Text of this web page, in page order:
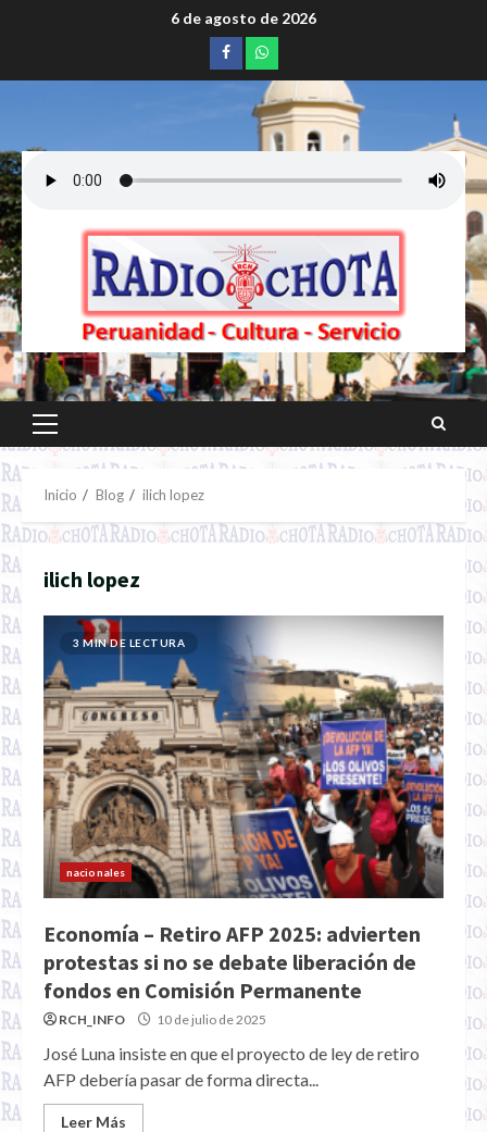
6 de agosto de 2026
Facebookwhatsapp
Menú
principal
Inicio Blog ilich lopez
ilich lopez
3 MIN DE LECTURA
nacionales
Economía – Retiro AFP 2025: advierten
protestas si no se debate liberación de
fondos en Comisión Permanente
RCH_INFO 10 de julio de 2025
José Luna insiste en que el proyecto de ley de retiro
AFP debería pasar de forma directa...
Leer Más